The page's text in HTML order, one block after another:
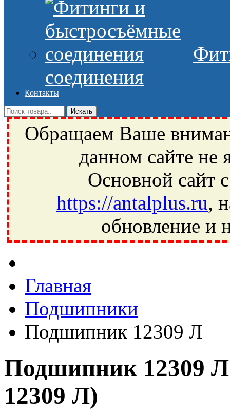
соединения
Контакты
Обращаем Ваше
данном сайте не
Основной сайт
https://antalplus.ru,
обновление и
Ивантеевка, подшипники, пневматика, метизы, техника,
Главная
Подшипники
Подшипник 12309 Л
Подшипник 12309
12309 Л)